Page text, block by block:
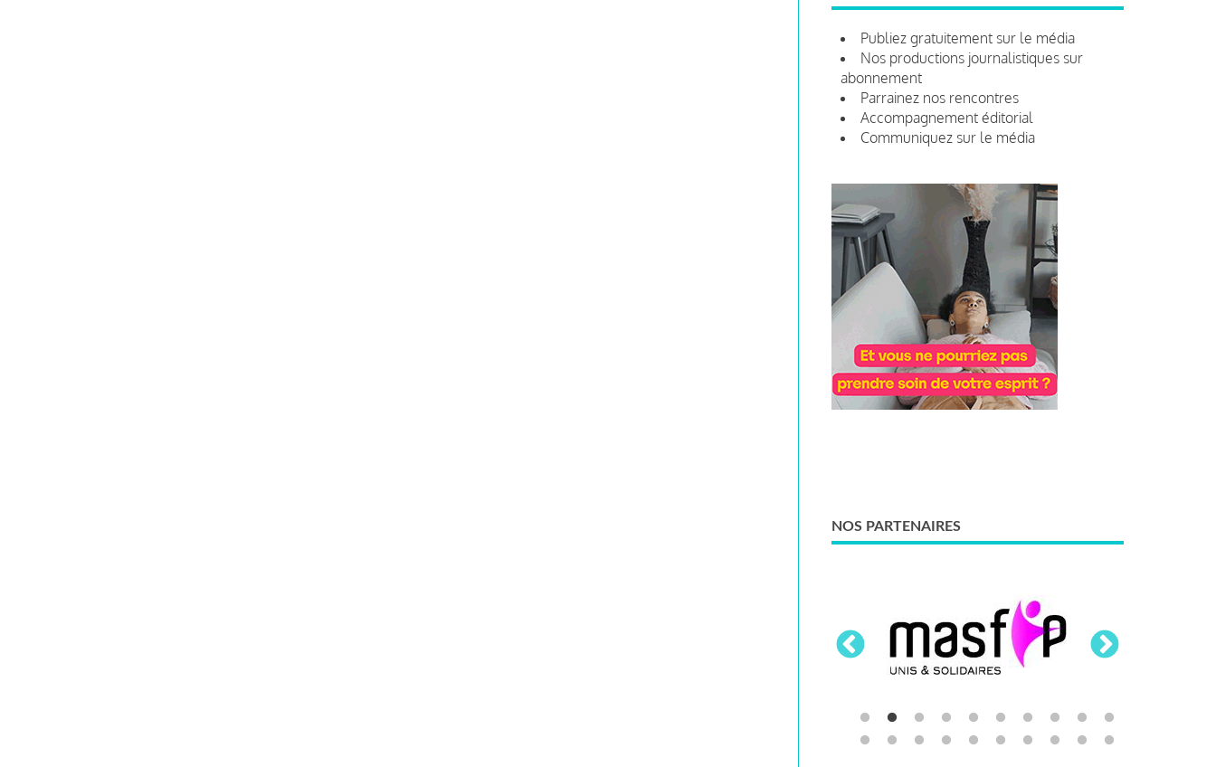
Publiez gratuitement sur le média
Nos productions journalistiques sur
abonnement
Parrainez nos rencontres
Accompagnement éditorial
Communiquez sur le média
NOS PARTENAIRES